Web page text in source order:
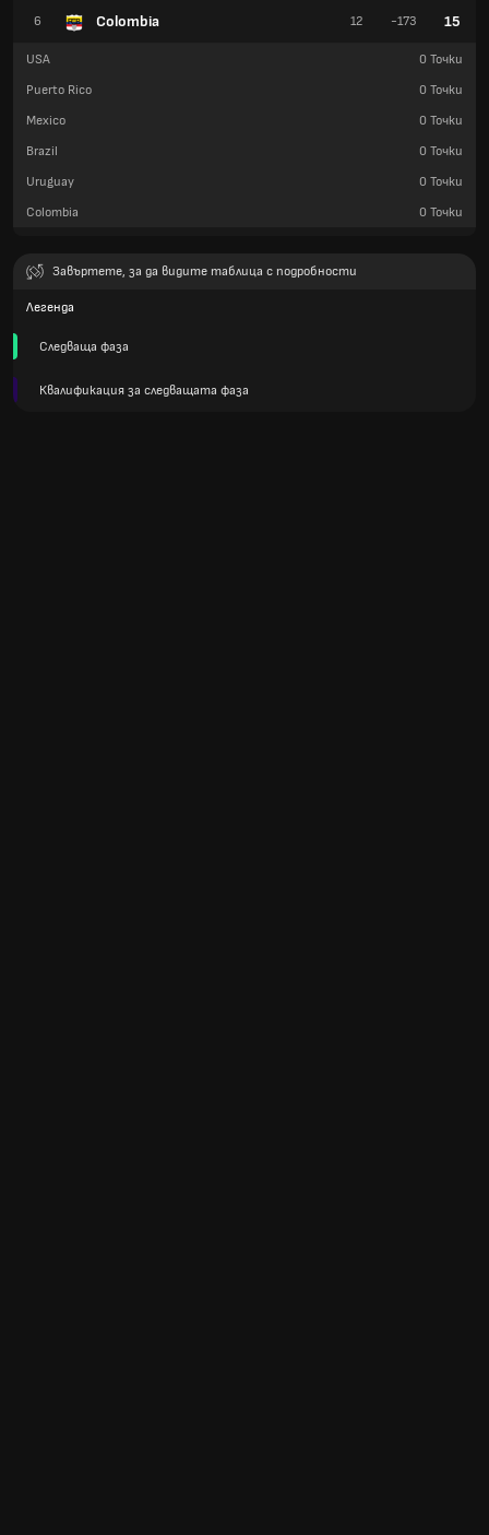
6 Colombia 12 -173 15
USA 0 Точки
Puerto Rico
0 Точки
Mexico
0 Точки
Brazil
0 Точки
Uruguay
0 Точки
Colombia
0 Точки
Завъртете, за да видите таблица с подробности
Легенда
Следваща фаза
Квалификация за следващата фаза